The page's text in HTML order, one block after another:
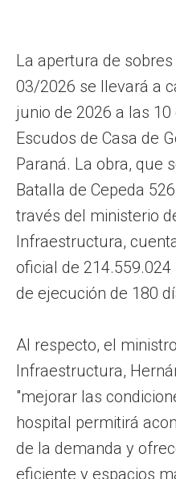
La apertura de
03/2026 se llevará a
junio de 2026 a las
Escudos de Casa de
Paraná. La obra, que
Batalla de Cepeda
través del ministerio
Infraestructura,
oficial de
de ejecución de 180
Al respecto, el
Infraestructura,
"mejorar las
hospital permitirá
de la demanda y
eficiente y espacios